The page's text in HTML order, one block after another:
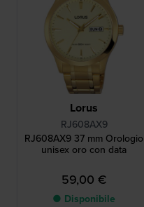
Lorus
RJ608AX9
RJ608AX9 37 mm Orologio
unisex oro con data
59,00 €
● Disponibile